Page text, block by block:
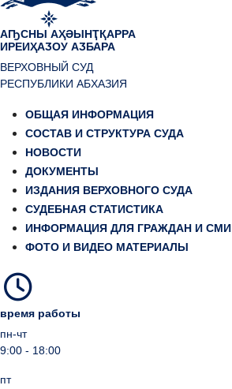
АҦСНЫ АҲӘЫНҬҚАРРА
ИРЕИҲАӠОУ АӠБАРА
ВЕРХОВНЫЙ СУД
РЕСПУБЛИКИ АБХАЗИЯ
ОБЩАЯ ИНФОРМАЦИЯ
СОСТАВ И СТРУКТУРА СУДА
НОВОСТИ
ДОКУМЕНТЫ
ИЗДАНИЯ ВЕРХОВНОГО СУДА
СУДЕБНАЯ СТАТИСТИКА
ИНФОРМАЦИЯ ДЛЯ ГРАЖДАН И СМИ
ФОТО И ВИДЕО МАТЕРИАЛЫ
время работы
пн-чт
9:00 - 18:00
пт